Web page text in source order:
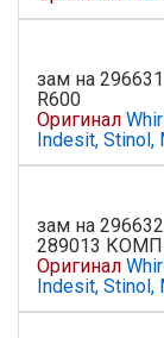
зам на
R600
Оригинал
Indesit, Stinol,
зам на
289013
Оригинал
Indesit, Stinol,